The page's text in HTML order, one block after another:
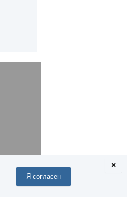
Я согласен
×